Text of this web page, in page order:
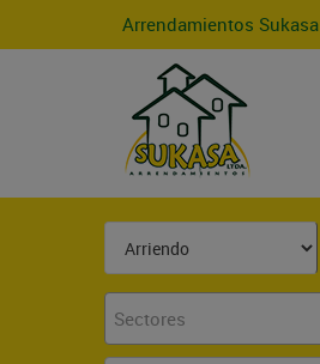
Arrendamientos Sukasa
Sectores